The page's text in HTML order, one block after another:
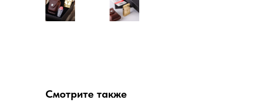
Смотрите также